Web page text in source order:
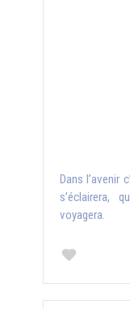
Dans l’avenir
s’éclairera,
voyagera.